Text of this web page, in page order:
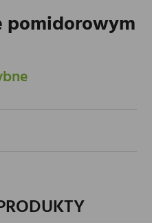
pomidorowym